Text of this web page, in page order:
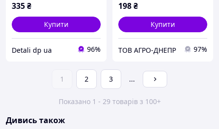
335₴
Купити
Detali dp ua 96%
198₴
Купити
ТОВ АГРО-ДНЕПР 97%
1 2 3 ...
Показано 1 - 29 товарів з 100+
Дивись також